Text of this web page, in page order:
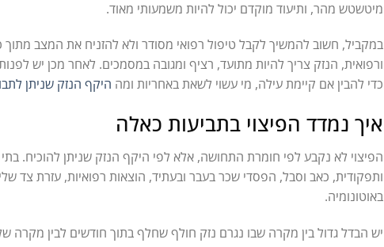
מיטשטש מהר, ותיעוד מוקדם יכול להיות משמעותי מאוד.
במקביל, חשוב להמשיך לקבל טיפול רפואי מסודר ולא להזניח את המצב
ורפואית, הנזק צריך להיות מתועד, רציף ומגובה במסמכים. לאחר מכן יש
כדי להבין אם קיימת עילה, מי עשוי לשאת באחריות ומה היקף הנזק שניתן
איך נמדד הפיצוי בתביעות כאלה
הפיצוי לא נקבע לפי חומרת התחושה, אלא לפי היקף הנזק שניתן להוכיח.
ותפקודית, כאב וסבל, הפסדי שכר בעבר ובעתיד, הוצאות רפואיות, עזרת צד
באוטונומיה.
יש הבדל גדול בין מקרה שבו נגרם נזק חולף שחלף בתוך חודשים לבין מקרה